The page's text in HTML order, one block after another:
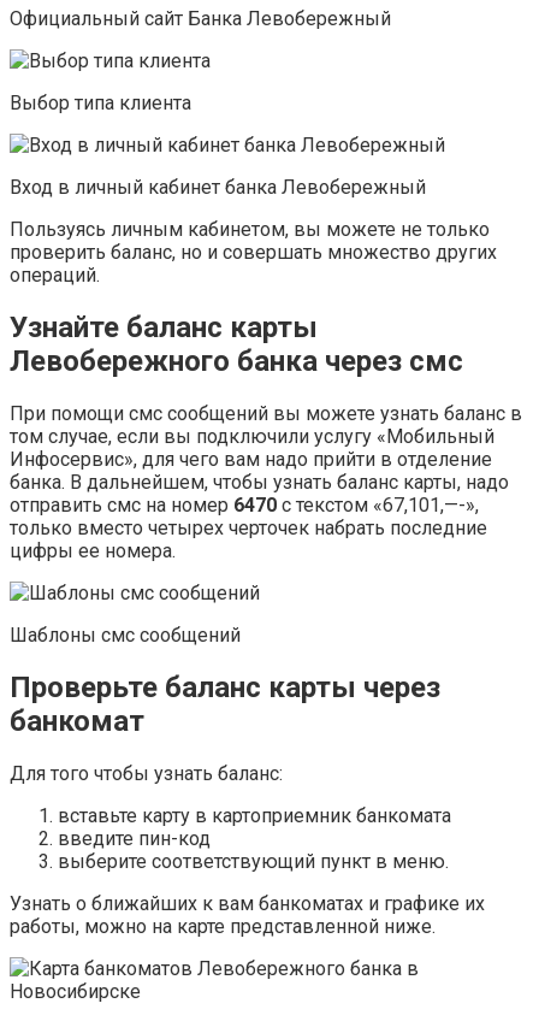
Официальный сайт Банка Левобережный
Выбор типа клиента
Вход в личный кабинет банка Левобережный
Пользуясь личным кабинетом, вы можете не только
проверить баланс, но и совершать множество других
операций.
Узнайте баланс карты
Левобережного банка через смс
При помощи смс сообщений вы можете узнать баланс в
том случае, если вы подключили услугу «Мобильный
Инфосервис», для чего вам надо прийти в отделение
банка. В дальнейшем, чтобы узнать баланс карты, надо
отправить смс на номер 6470 с текстом «67,101,—-»,
только вместо четырех черточек набрать последние
цифры ее номера.
Шаблоны смс сообщений
Проверьте баланс карты через
банкомат
Для того чтобы узнать баланс:
вставьте карту в картоприемник банкомата
введите пин-код
выберите соответствующий пункт в меню.
Узнать о ближайших к вам банкоматах и графике их
работы, можно на карте представленной ниже.